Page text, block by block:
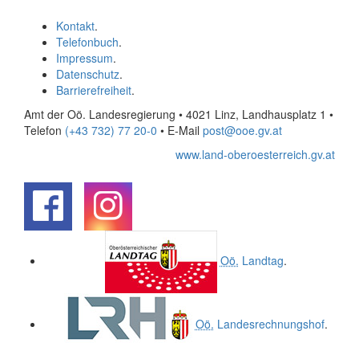
Kontakt.
Telefonbuch.
Impressum.
Datenschutz.
Barrierefreiheit.
Amt der Oö. Landesregierung • 4021 Linz, Landhausplatz 1 •
Telefon (+43 732) 77 20-0 • E-Mail post@ooe.gv.at
www.land-oberoesterreich.gv.at
Oö. Landtag.
Oö. Landesrechnungshof.